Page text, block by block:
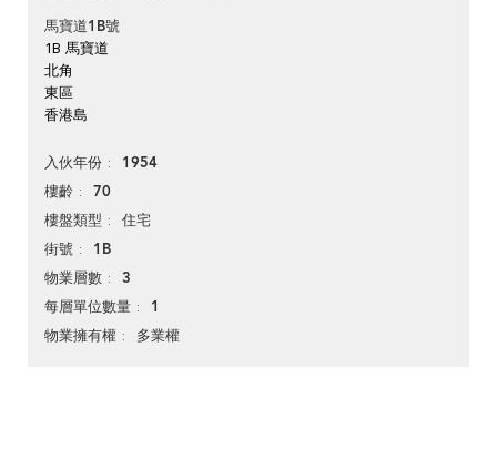
馬寶道1B號
1B 馬寶道
北角
東區
香港島
入伙年份 1954
樓齡 70
樓盤類型 住宅
街號 1B
物業層數 3
每層單位數量 1
物業擁有權 多業權